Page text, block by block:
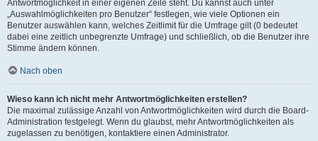
Antwortmöglichkeit in einer eigenen Zeile steht. Du kannst auch unter
„Auswahlmöglichkeiten pro Benutzer“ festlegen, wie viele Optionen ein
Benutzer auswählen kann, welches Zeitlimit für die Umfrage gilt (0 bedeutet
dabei eine zeitlich unbegrenzte Umfrage) und schließlich, ob die Benutzer ihre
Stimme ändern können.
Nach oben
Wieso kann ich nicht mehr Antwortmöglichkeiten erstellen?
Die maximal zulässige Anzahl von Antwortmöglichkeiten wird durch die Board-
Administration festgelegt. Wenn du glaubst, mehr Antwortmöglichkeiten als
zugelassen zu benötigen, kontaktiere einen Administrator.